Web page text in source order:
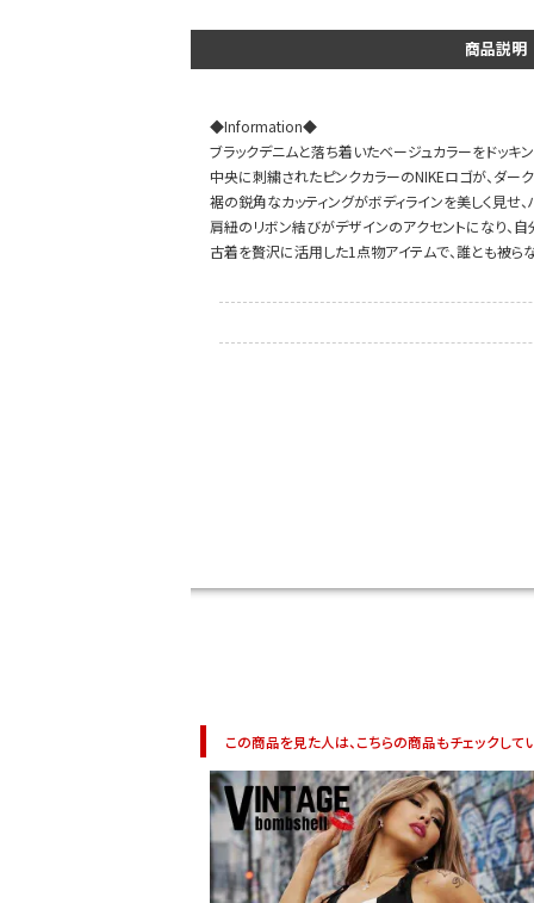
Instagram LIVE items
商品説明
◆Information◆
ブラックデニムと落ち着いたベージュカラーをドッキ
中央に刺繍されたピンクカラーのNIKEロゴが、ダー
裾の鋭角なカッティングがボディラインを美しく見せ
肩紐のリボン結びがデザインのアクセントになり、
古着を贅沢に活用した1点物アイテムで、誰とも被ら
この商品を見た人は、こちらの商品もチェックして